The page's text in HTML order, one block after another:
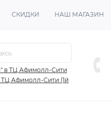
СКИДКИ НАШ МАГАЗИН
в ТЦ Афимолл-Сити
Афимолл-Сити (1й